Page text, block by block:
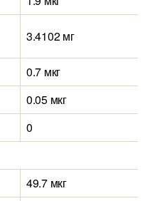
3.4102 мг
0.7 мкг
0.05 мкг
0
49.7 мкг